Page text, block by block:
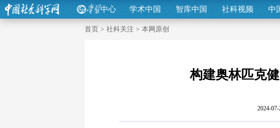
中心 学术中国 智库中国 社科视频 中
首页 > 社科关注 > 本网原创
构建奥林匹克
2024-07-